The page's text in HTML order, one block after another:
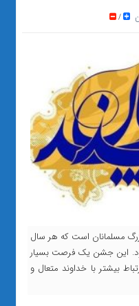
/
مسلمانان است که هر سال
این جشن یک فرصت بسیار
بیشتر با خداوند متعال و